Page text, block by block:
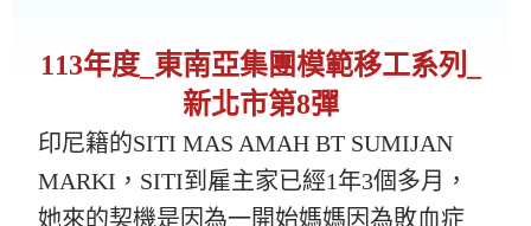
113年度_東南亞集團模範移工系列_
新北市第8彈
印尼籍的SITI MAS AMAH BT SUMIJAN
MARKI，SITI到雇主家已經1年3個多月，
她來的契機是因為一開始媽媽因為敗血症